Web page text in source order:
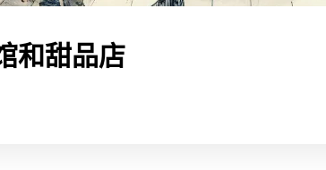
和甜品店